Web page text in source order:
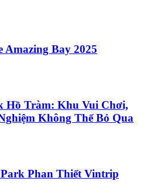
Amazing Bay 2025
Hồ Tràm: Khu Vui Chơi,
Không Thể Bỏ Qua
Phan Thiết Vintrip